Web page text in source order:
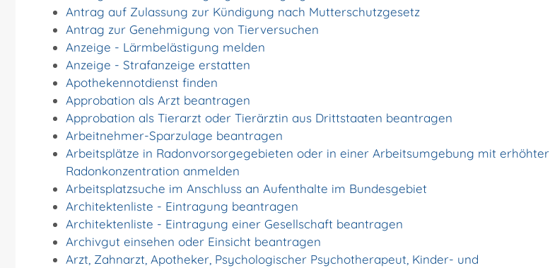
Antrag auf Zulassung zur Kündigung nach Mutterschutzgesetz
Antrag zur Genehmigung von Tierversuchen
Anzeige - Lärmbelästigung melden
Anzeige - Strafanzeige erstatten
Apothekennotdienst finden
Approbation als Arzt beantragen
Approbation als Tierarzt oder Tierärztin aus Drittstaaten beantragen
Arbeitnehmer-Sparzulage beantragen
Arbeitsplätze in Radonvorsorgegebieten oder in einer Arbeitsumgebung mit erhöhter
Radonkonzentration anmelden
Arbeitsplatzsuche im Anschluss an Aufenthalte im Bundesgebiet
Architektenliste - Eintragung beantragen
Architektenliste - Eintragung einer Gesellschaft beantragen
Archivgut einsehen oder Einsicht beantragen
Arzt, Zahnarzt, Apotheker, Psychologischer Psychotherapeut, Kinder- und